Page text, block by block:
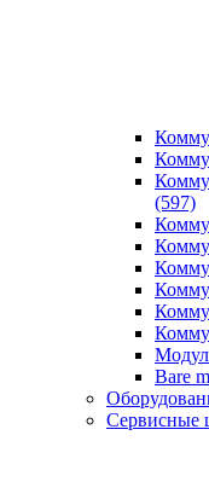
(597)
Bare
Сервисные